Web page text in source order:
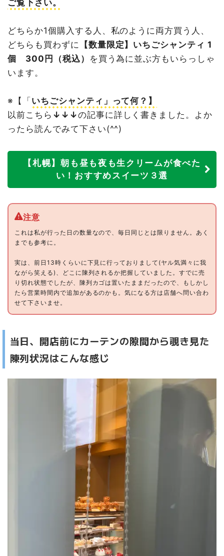
ご覧下さい。
どちらか1個購入する人、私のように両方買う人、
どちらも買わずに
【数量限定】いちごシャンティ 1
個 300円（税込）
を買う為に並ぶ方もいらっしゃ
います。
※【「いちごシャンティ」って何？】
以前こちら ↓↓↓の記事に詳しく書きました。よか
ったら読んでみて下さい(^^)
【札幌】朝も昼も夜も生クリームが食べた
い！おすすめスイーツ３選
これは私が行った日の数量なので、毎日同じとは限りません。あく
までも参考に。
実は、前日13時くらいに下見に行っておりまして(ヤル気満々に我
ながら笑える)、どこに陳列されるか把握していました。すでに売
り切れ状態でしたが、陳列カゴは置いたままだったので、もしかし
たら営業時間内で追加があるのかも。気になる方は店舗へ問い合わ
せて下さいませ。
当日、開店前にカーテンの隙間から覗き見た
陳列状況はこんな感じ